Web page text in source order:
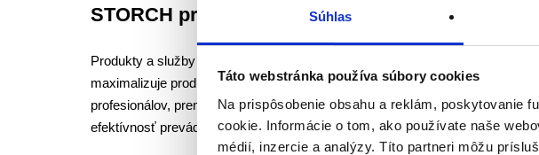
Súhlas
Táto webstránka používa súbory cookies
Na prispôsobenie obsahu a reklám, poskytovanie
cookie. Informácie o tom, ako používate naše
médií, inzercie a analýzy. Títo partneri môžu
STORCH pre profesionála
Produkty a služby STORCH sa postarajú o to, že profesionál pri práci
maximalizuje produktívne pracovné časy. Vysoko kvalitné produkty, vyvinuté
profesionálov, premyslené koncepty, rýchle dodanie a jedinečná
efektívnosť prevádzok a zaisťuje prvotriedny výsledok.